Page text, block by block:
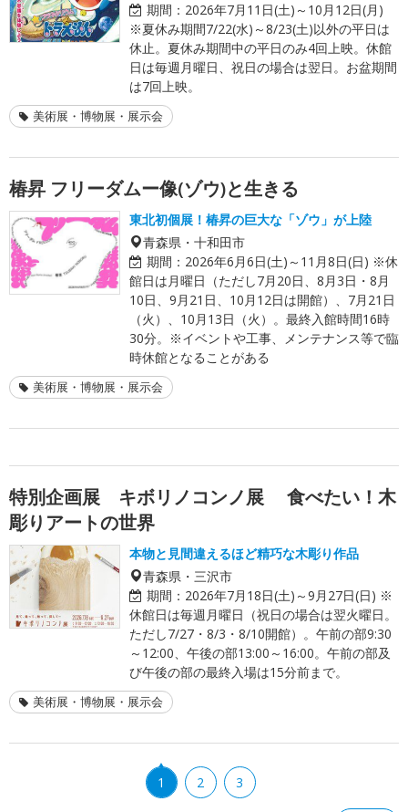
期間： 2026年7月11日(土)～10月12日(月)
※夏休み期間7/22(水)～8/23(土)以外の平日は
休止。夏休み期間中の平日のみ4回上映。休館
日は毎週月曜日、祝日の場合は翌日。お盆期間
は7回上映。
美術展・博物展・展示会
椿昇 フリーダムー像(ゾウ)と生きる
東北初個展！椿昇の巨大な「ゾウ」が上陸
青森県・十和田市
期間： 2026年6月6日(土)～11月8日(日) ※休
館日は月曜日（ただし7月20日、8月3日・8月
10日、9月21日、10月12日は開館）、7月21日
（火）、10月13日（火）。最終入館時間16時
30分。※イベントや工事、メンテナンス等で臨
時休館となることがある
美術展・博物展・展示会
特別企画展 キボリノコンノ展 食べたい！木
彫りアートの世界
本物と見間違えるほど精巧な木彫り作品
青森県・三沢市
期間： 2026年7月18日(土)～9月27日(日) ※
休館日は毎週月曜日（祝日の場合は翌火曜日。
ただし7/27・8/3・8/10開館）。午前の部9:30
～12:00、午後の部13:00～16:00。午前の部及
び午後の部の最終入場は15分前まで。
美術展・博物展・展示会
1 2 3